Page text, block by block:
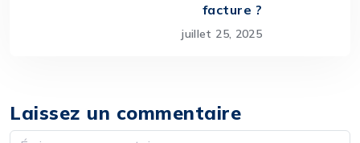
facture ?
juillet 25, 2025
Laissez un commentaire